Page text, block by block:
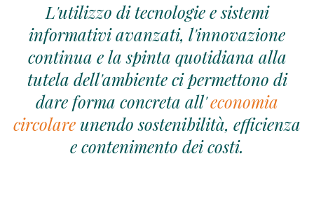
L'utilizzo di tecnologie e sistemi
informativi avanzati, l'innovazione
continua e la spinta quotidiana alla
tutela dell'ambiente ci permettono di
dare forma concreta all' economia
circolare unendo sostenibilità, efficienza
e contenimento dei costi.